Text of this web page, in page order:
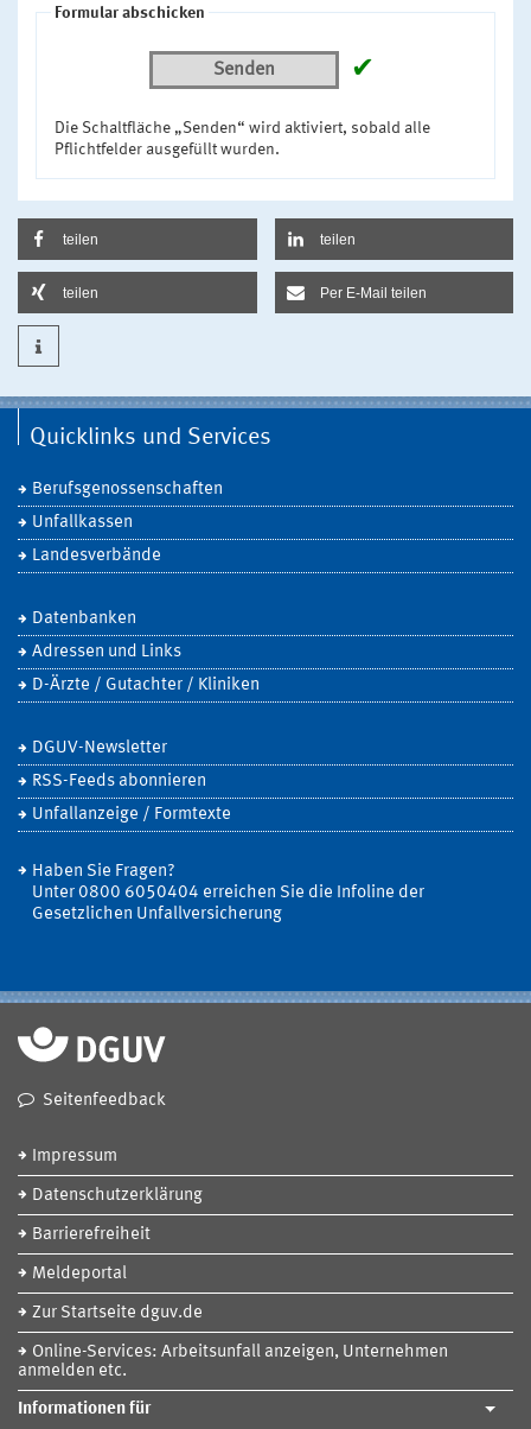
Formular abschicken
Senden ✔
Die Schaltfläche „Senden“ wird aktiviert, sobald alle
Pflichtfelder ausgefüllt wurden.
teilen teilen
teilen Per E-Mail teilen
Quicklinks und Services
Berufsgenossenschaften
Unfallkassen
Landesverbände
Datenbanken
Adressen und Links
D-Ärzte / Gutachter / Kliniken
DGUV-Newsletter
RSS-Feeds abonnieren
Unfallanzeige / Formtexte
Haben Sie Fragen?
Unter 0800 6050404 erreichen Sie die Infoline der
Gesetzlichen Unfallversicherung
Seitenfeedback
Impressum
Datenschutzerklärung
Barrierefreiheit
Meldeportal
Zur Startseite dguv.de
Online-Services: Arbeitsunfall anzeigen, Unternehmen
anmelden etc.
Informationen für